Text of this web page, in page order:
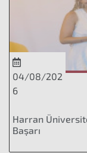
04/08/202
6
Harran
Başarı